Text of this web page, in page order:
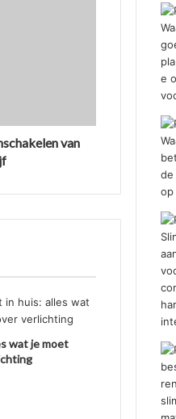
van
wat je moet